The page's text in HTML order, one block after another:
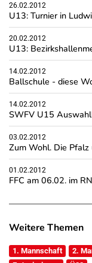
26.02.2012
U13: Turnier in
20.02.2012
U13:
14.02.2012
Ballschule - diese
14.02.2012
SWFV U15
03.02.2012
Zum Wohl. Die Pfalz
01.02.2012
FFC am 06.02. im
Weitere Themen
1. Mannschaft 2.